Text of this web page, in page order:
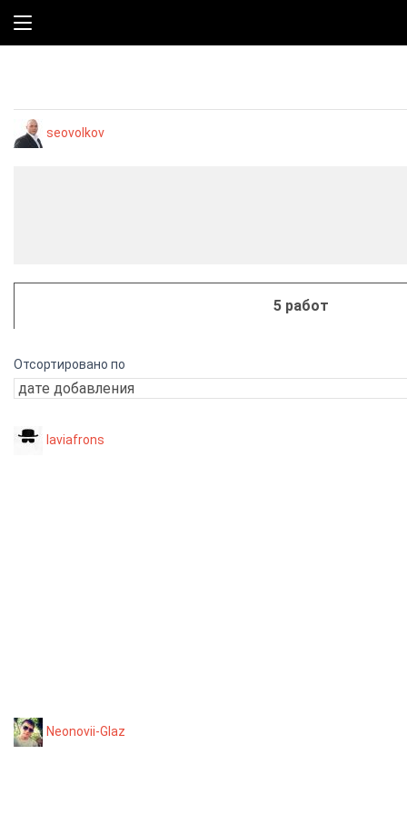
seovolkov
5 работ
Отсортировано по
laviafrons
Neonovii-Glaz